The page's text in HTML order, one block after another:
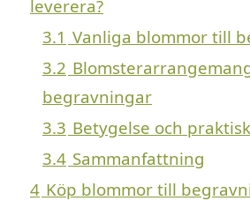
leverera?
3.1 Vanliga blommor till
3.2
begravningar
3.3 Betygelse och
3.4 Sammanfattning
4 Köp blommor till